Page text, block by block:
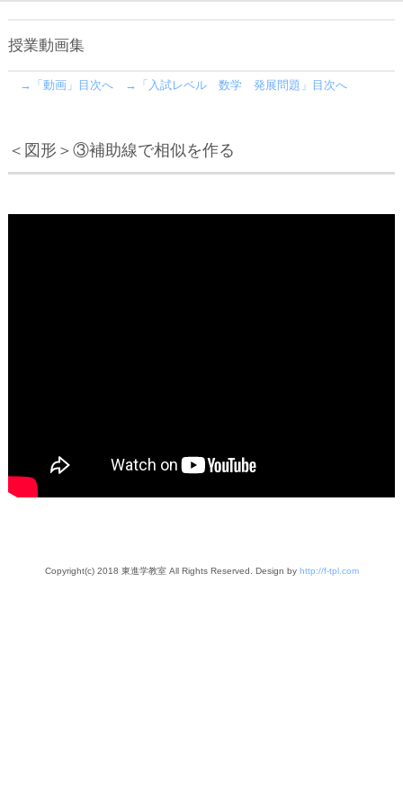
授業動画集
→「動画」目次へ →「入試レベル 数学 発展問題」目次へ
＜図形＞③補助線で相似を作る
Copyright(c) 2018 東進学教室 All Rights Reserved. Design by http://f-tpl.com